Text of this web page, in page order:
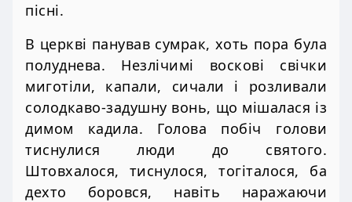
пісні.
В церкві панував сумрак, хоть пора була
полуднева. Незлічимі воскові свічки
миготіли, капали, сичали і розливали
солодкаво-задушну вонь, що мішалася із
димом кадила. Голова побіч голови
тиснулися люди до святого.
Штовхалося, тиснулося, тогіталося, ба
дехто боровся, навіть наражаючи